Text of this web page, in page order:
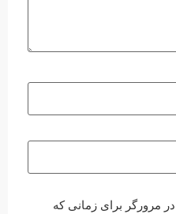
مرورگر برای زمانی که